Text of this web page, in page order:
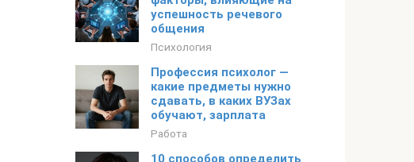
успешность речевого
общения
Психология
Профессия психолог —
какие предметы нужно
сдавать, в каких ВУЗах
обучают, зарплата
Работа
10 способов определить